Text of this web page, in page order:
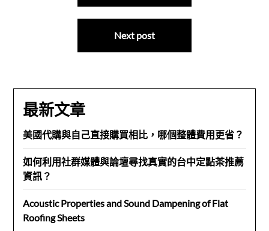
Next post
最新文章
美國代購與自己直接購買相比，哪個整體費用更省？
如何利用社群媒體與論壇尋找真實的台中定點茶推薦
資訊？
Acoustic Properties and Sound Dampening of Flat
Roofing Sheets